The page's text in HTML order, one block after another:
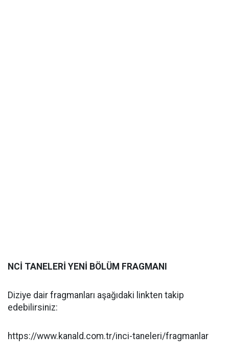
NCİ TANELERİ YENİ BÖLÜM FRAGMANI
Diziye dair fragmanları aşağıdaki linkten takip
edebilirsiniz:
https://www.kanald.com.tr/inci-taneleri/fragmanlar